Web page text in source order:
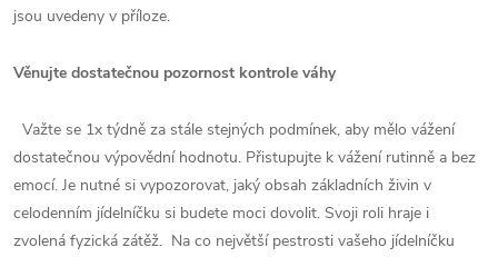
jsou uvedeny v příloze.
Věnujte dostatečnou pozornost kontrole váhy
Važte se 1x týdně za stále stejných podmínek, aby mělo vážení
dostatečnou výpovědní hodnotu. Přistupujte k vážení rutinně a bez
emocí. Je nutné si vypozorovat, jaký obsah základních živin v
celodenním jídelníčku si budete moci dovolit. Svoji roli hraje i
zvolená fyzická zátěž. Na co největší pestrosti vašeho jídelníčku